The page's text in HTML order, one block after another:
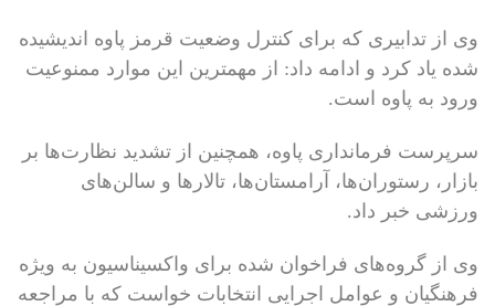
وی از تدابیری که برای کنترل وضعیت قرمز پاوه اندیشیده
شده یاد کرد و ادامه داد: از مهمترین این موارد ممنوعیت
ورود به پاوه است.
سرپرست فرمانداری پاوه، همچنین از تشدید نظارت‌ها بر
بازار، رستوران‌ها، آرامستان‌ها، تالارها و سالن‌های
ورزشی خبر داد.
وی از گروه‌های فراخوان شده برای واکسیناسیون به ویژه
فرهنگیان و عوامل اجرایی انتخابات خواست که با مراجعه